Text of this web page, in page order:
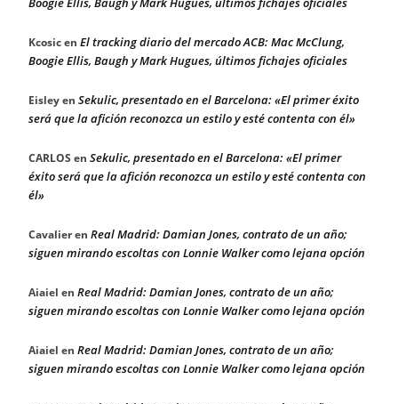
Kcosicen El tracking diario del mercado ACB: Mac McClung,
Boogie Ellis, Baugh y Mark Hugues, últimos fichajes oficiales
Eisleyen Sekulic, presentado en el Barcelona: «El primer éxito
será que la afición reconozca un estilo y esté contenta con él»
CARLOS en Sekulic, presentado en el Barcelona: «El primer
éxito será que la afición reconozca un estilo y esté contenta con
él»
Cavalieren Real Madrid: Damian Jones, contrato de un año;
siguen mirando escoltas con Lonnie Walker como lejana opción
Aiaiel en Real Madrid: Damian Jones, contrato de un año;
siguen mirando escoltas con Lonnie Walker como lejana opción
Aiaiel en Real Madrid: Damian Jones, contrato de un año;
siguen mirando escoltas con Lonnie Walker como lejana opción